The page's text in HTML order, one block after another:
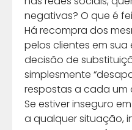
negativas? O que é
Há recompra dos
pelos clientes em sua
decisão de
simplesmente
respostas a cada
Se estiver inseguro
a qualquer situação,